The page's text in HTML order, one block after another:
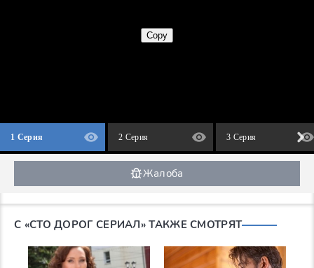
1 Серия 2 Серия 3 Серия
Жалоба
С «СТО ДОРОГ СЕРИАЛ» ТАКЖЕ СМОТРЯТ